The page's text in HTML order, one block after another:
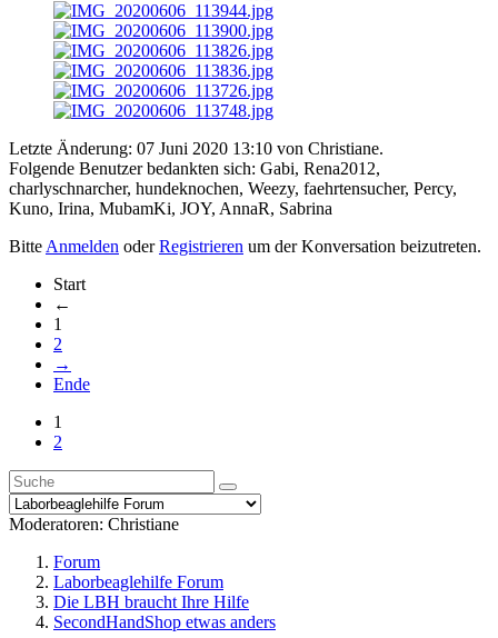
Letzte Änderung: 07 Juni 2020 13:10 von Christiane.
Folgende Benutzer bedankten sich: Gabi, Rena2012,
charlyschnarcher, hundeknochen, Weezy, faehrtensucher, Percy,
Kuno, Irina, MubamKi, JOY, AnnaR, Sabrina
Bitte Anmelden oderRegistrieren um der Konversation beizutreten.
Start
←
1
2
→
Ende
1
2
Moderatoren: Christiane
Forum
Laborbeaglehilfe Forum
Die LBH braucht Ihre Hilfe
SecondHandShop etwas anders